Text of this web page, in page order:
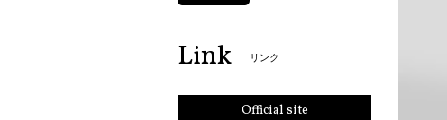
Link リンク
Official site